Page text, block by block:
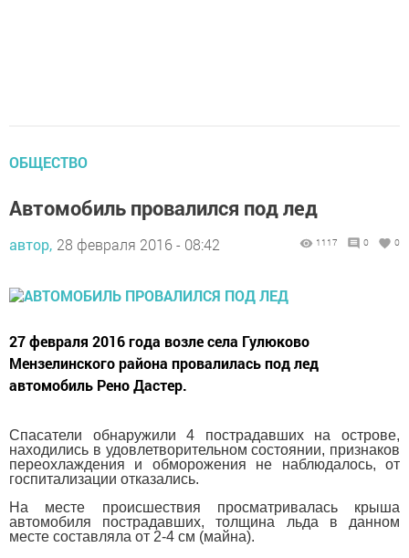
ОБЩЕСТВО
Автомобиль провалился под лед
автор, 28 февраля 2016 - 08:42 1117 0 0
27 февраля 2016 года возле села Гулюково
Мензелинского района провалилась под лед
автомобиль Рено Дастер.
Спасатели обнаружили 4 пострадавших на острове,
находились в удовлетворительном состоянии, признаков
переохлаждения и обморожения не наблюдалось, от
госпитализации отказались.
На месте происшествия просматривалась крыша
автомобиля пострадавших, толщина льда в данном
месте составляла от 2-4 см (майна).